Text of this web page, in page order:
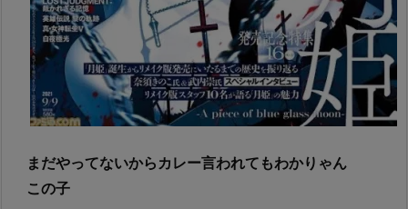
まだやってないからカレー言われてもわかりゃん
この子